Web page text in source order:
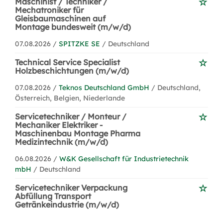
Mechatroniker für
Gleisbaumaschinen auf
Montage bundesweit (m/w/d)
07.08.2026 / SPITZKE SE / Deutschland
Technical Service Specialist
Holzbeschichtungen (m/w/d)
07.08.2026 / Teknos Deutschland GmbH / Deutschland,
Österreich, Belgien, Niederlande
Servicetechniker / Monteur /
Mechaniker Elektriker -
Maschinenbau Montage Pharma
Medizintechnik (m/w/d)
06.08.2026 / W&K Gesellschaft für Industrietechnik
mbH / Deutschland
Servicetechniker Verpackung
Abfüllung Transport
Getränkeindustrie (m/w/d)